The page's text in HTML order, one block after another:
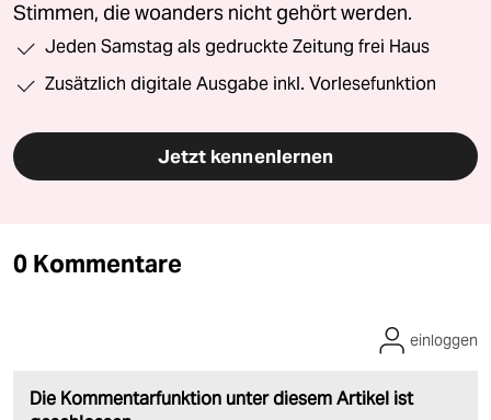
Stimmen, die woanders nicht gehört werden.
Jeden Samstag als gedruckte Zeitung frei Haus
Zusätzlich digitale Ausgabe inkl. Vorlesefunktion
Jetzt kennenlernen
0 Kommentare
Die Kommentarfunktion unter diesem Artikel ist
einloggen